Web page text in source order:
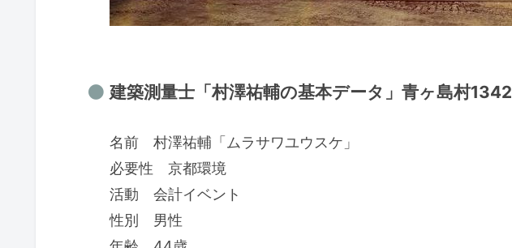
建築測量士「村澤祐輔の基本データ」青ヶ島村1342
名前 村澤祐輔「ムラサワユウスケ」
必要性 京都環境
活動 会計イベント
性別 男性